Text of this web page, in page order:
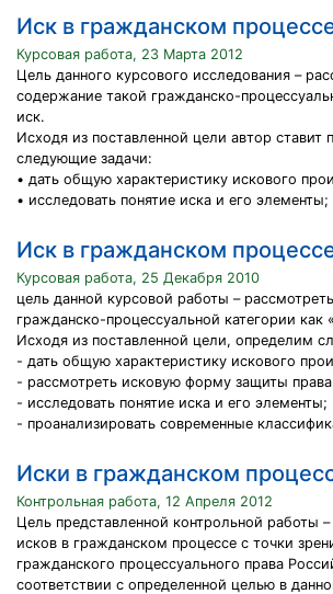
Иск в гражданском
Курсовая работа, 23 Марта 2012
Цель данного курсового исследования –
содержание такой гражданско-
иск.
Исходя из поставленной цели автор ставит
следующие задачи:
• дать общую характеристику искового
• исследовать понятие иска и его элементы;
Иск в гражданском
Курсовая работа, 25 Декабря 2010
цель данной курсовой работы –
гражданско-процессуальной категории как
Исходя из поставленной цели, определим
- дать общую характеристику искового
- рассмотреть исковую форму защиты
- исследовать понятие иска и его элементы;
- проанализировать современные
Иски в гражданском
Контрольная работа, 12 Апреля 2012
Цель представленной контрольной работы
исков в гражданском процессе с точки
гражданского процессуального права
соответствии с определенной целью в